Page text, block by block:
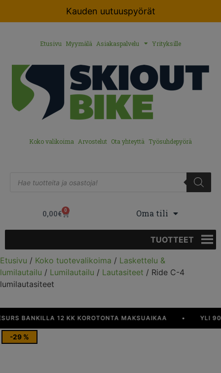
Kauden uutuuspyörät
Etusivu Myymälä Asiakaspalvelu Yrityksille
Koko valikoima Arvostelut Ota yhteyttä Työsuhdepyörä
0,00€ 0 Oma tili
TUOTTEET
Etusivu / Koko tuotevalikoima / Laskettelu &
lumilautailu / Lumilautailu / Lautasiteet / Ride C-4
lumilautasiteet
BANKILLA 12 KK KOROTONTA MAKSUAIKAA YLI 90 €
-29 %